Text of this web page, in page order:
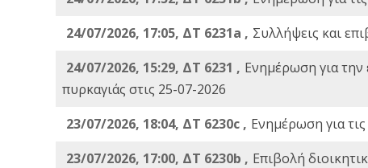
24/07/2026, 17:05, ΔΤ 6231a , Συλλήψεις και
24/07/2026, 15:29, ΔΤ 6231 , Ενημέρωση για
πυρκαγιάς στις 25-07-2026
23/07/2026, 18:04, ΔΤ 6230c , Ενημέρωση για
23/07/2026, 17:00, ΔΤ 6230b , Επιβολή